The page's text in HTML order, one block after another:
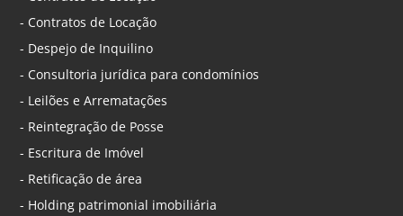
- Contratos de Locação
- Despejo de Inquilino
- Consultoria jurídica para condomínios
- Leilões e Arrematações
- Reintegração de Posse
- Escritura de Imóvel
- Retificação de área
- Holding patrimonial imobiliária